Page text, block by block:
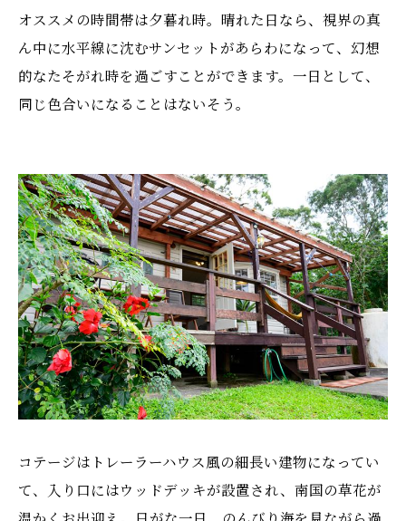
オススメの時間帯は夕暮れ時。晴れた日なら、視界の真
ん中に水平線に沈むサンセットがあらわになって、幻想
的なたそがれ時を過ごすことができます。一日として、
同じ色合いになることはないそう。
コテージはトレーラーハウス風の細長い建物になってい
て、入り口にはウッドデッキが設置され、南国の草花が